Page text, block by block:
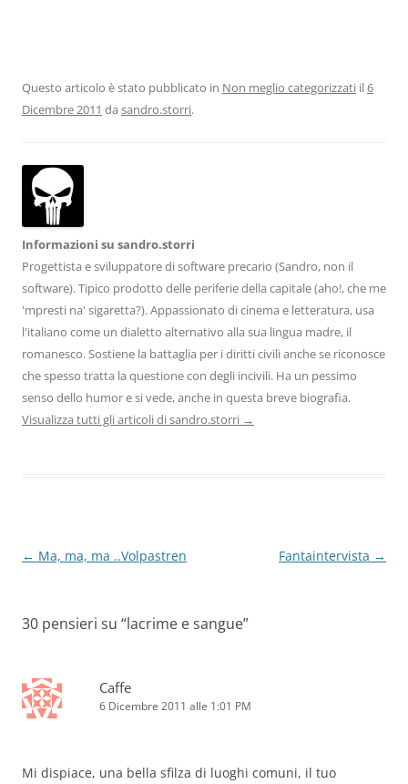
Questo articolo è stato pubblicato in Non meglio categorizzati il6
Dicembre 2011 da sandro.storri.
Informazioni su sandro.storri
Progettista e sviluppatore di software precario (Sandro, non il
software). Tipico prodotto delle periferie della capitale (aho!, che me
'mpresti na' sigaretta?). Appassionato di cinema e letteratura, usa
l'italiano come un dialetto alternativo alla sua lingua madre, il
romanesco. Sostiene la battaglia per i diritti civili anche se riconosce
che spesso tratta la questione con degli incivili. Ha un pessimo
senso dello humor e si vede, anche in questa breve biografia.
Visualizza tutti gli articoli di sandro.storri →
Navigazione
← Ma, ma, ma ..Volpastren Fantaintervista →
30 pensieri su “lacrime e sangue”
Caffe
6 Dicembre 2011 alle 1:01 PM
Mi dispiace, una bella sfilza di luoghi comuni, il tuo